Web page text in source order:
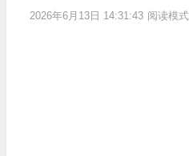
2026年6月13日 14:31:43 阅读模式